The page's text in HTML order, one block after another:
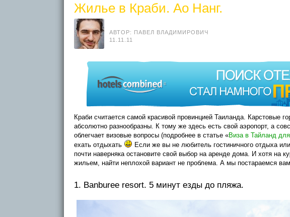
Жилье в Краби. Ао Нанг.
АВТОР: ПАВЕЛ ВЛАДИМИРОВИЧ
11.11.11
Краби считается самой красивой провинцией Таиланда. Карстовые
абсолютно разнообразны. К тому же здесь есть свой аэропорт, а
облегчает визовые вопросы (подробнее в статье «Виза в Тайланд
ехать отдыхать
Если же вы не любитель гостиничного отдыха
почти наверняка остановите свой выбор на аренде дома. И хотя на
жильем, найти неплохой вариант не проблема. А мы постараемся
1. Banburee resort. 5 минут езды до пляжа.